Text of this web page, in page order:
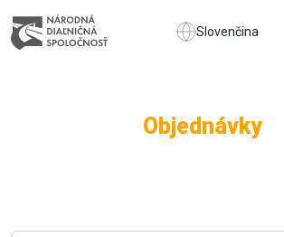
Slovenčina
Objednávky